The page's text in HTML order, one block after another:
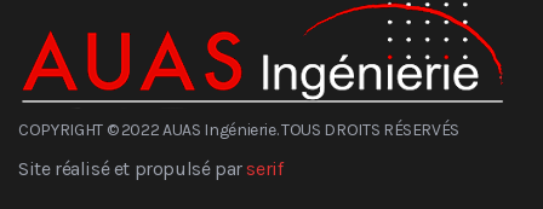
COPYRIGHT © 2022 AUAS Ingénierie. TOUS DROITS RÉSERVÉS
Site réalisé et propulsé par serif